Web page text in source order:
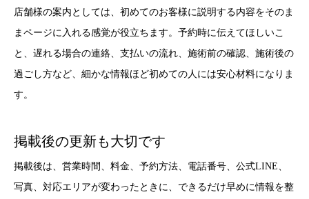
店舗様の案内としては、初めてのお客様に説明する内容をそのま
まページに入れる感覚が役立ちます。予約時に伝えてほしいこ
と、遅れる場合の連絡、支払いの流れ、施術前の確認、施術後の
過ごし方など、細かな情報ほど初めての人には安心材料になりま
す。
掲載後の更新も大切です
掲載後は、営業時間、料金、予約方法、電話番号、公式LINE、
写真、対応エリアが変わったときに、できるだけ早めに情報を整